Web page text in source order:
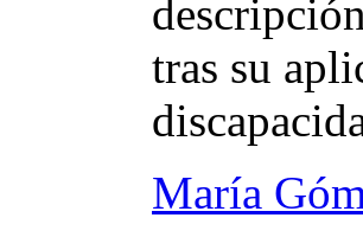
tras su
María